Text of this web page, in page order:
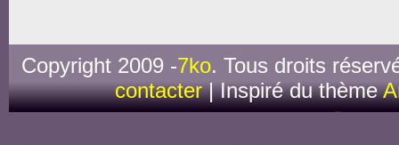
Copyright 2009 -7ko. Tous droits
contacter| Inspiré du thème